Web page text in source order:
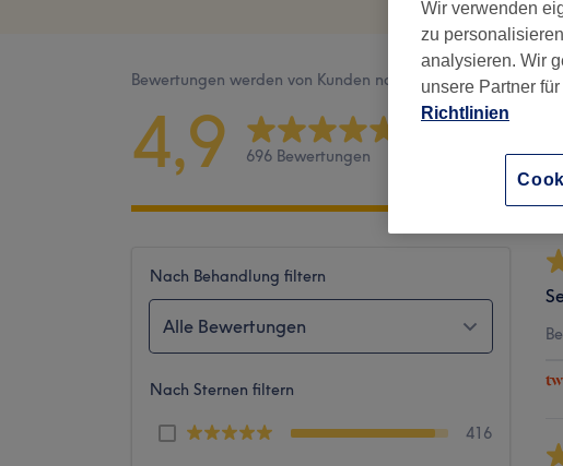
Bewertungen werden von Kunden nach ihrem Besuch
4,9 696 Bewertungen
Nach Behandlung filtern
Alle Bewertungen
Nach Sternen filtern
416
Wir verwenden
zu
analysieren. Wir
unsere Partner
Richtlinien